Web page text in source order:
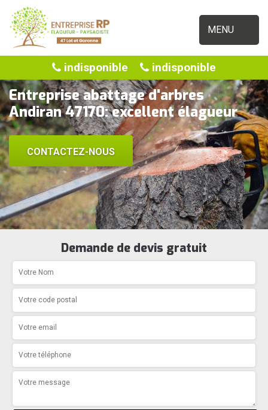
MENU
indisponible indisponible
Entreprise abattage d'arbres
Andiran 47170: excellent élagueur
CONTACTEZ-NOUS
Demande de devis gratuit